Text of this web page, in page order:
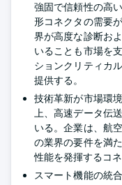
強固で信頼性の高
形コネクタの需要
界が高度な診断お
いることも市場を
ションクリティカ
提供する。
技術革新が市場環
上、高速データ伝
いる。企業は、航
の業界の要件を満
性能を発揮するコ
スマート機能の統